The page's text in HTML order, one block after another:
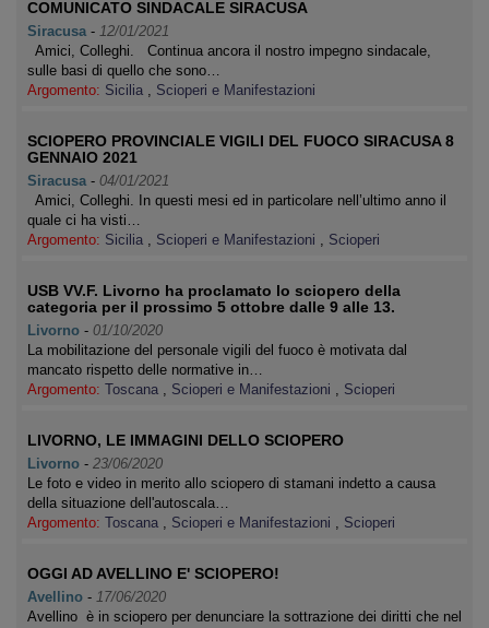
COMUNICATO SINDACALE SIRACUSA
Siracusa - 12/01/2021
Amici, Colleghi. Continua ancora il nostro impegno sindacale,
sulle basi di quello che sono…
Argomento: Sicilia , Scioperi e Manifestazioni
SCIOPERO PROVINCIALE VIGILI DEL FUOCO SIRACUSA 8
GENNAIO 2021
Siracusa - 04/01/2021
Amici, Colleghi. In questi mesi ed in particolare nell’ultimo anno il
quale ci ha visti…
Argomento: Sicilia , Scioperi e Manifestazioni , Scioperi
USB VV.F. Livorno ha proclamato lo sciopero della
categoria per il prossimo 5 ottobre dalle 9 alle 13.
Livorno - 01/10/2020
La mobilitazione del personale vigili del fuoco è motivata dal
mancato rispetto delle normative in…
Argomento: Toscana , Scioperi e Manifestazioni , Scioperi
LIVORNO, LE IMMAGINI DELLO SCIOPERO
Livorno - 23/06/2020
Le foto e video in merito allo sciopero di stamani indetto a causa
della situazione dell'autoscala…
Argomento: Toscana , Scioperi e Manifestazioni , Scioperi
OGGI AD AVELLINO E' SCIOPERO!
Avellino - 17/06/2020
Avellino è in sciopero per denunciare la sottrazione dei diritti che nel